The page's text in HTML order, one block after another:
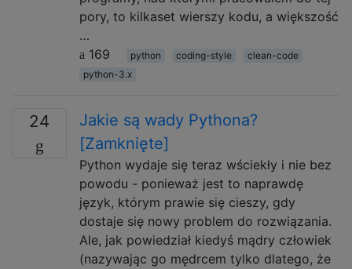
pory, to kilkaset wierszy kodu, a większość
…
169
python coding-style
clean-code
python-3.x
24
Jakie są wady Pythona?
[Zamknięte]
Python wydaje się teraz wściekły i nie bez
powodu - ponieważ jest to naprawdę
język, którym prawie się cieszy, gdy
dostaje się nowy problem do rozwiązania.
Ale, jak powiedział kiedyś mądry człowiek
(nazywając go mędrcem tylko dlatego, że